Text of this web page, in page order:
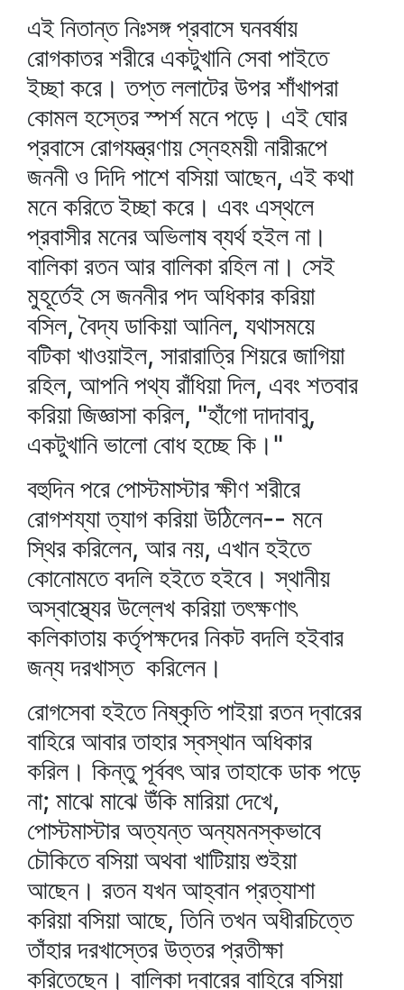
এই নিতান্ত নিঃসঙ্গ প্রবাসে ঘনবর্ষায়
রোগকাতর শরীরে একটুখানি সেবা পাইতে
ইচ্ছা করে। তপ্ত ললাটের উপর শাঁখাপরা
কোমল হস্তের স্পর্শ মনে পড়ে। এই ঘোর
প্রবাসে রোগযন্ত্রণায় স্নেহময়ী নারীরূপে
জননী ও দিদি পাশে বসিয়া আছেন, এই কথা
মনে করিতে ইচ্ছা করে। এবং এস্থলে
প্রবাসীর মনের অভিলাষ ব্যর্থ হইল না।
বালিকা রতন আর বালিকা রহিল না। সেই
মুহূর্তেই সে জননীর পদ অধিকার করিয়া
বসিল, বৈদ্য ডাকিয়া আনিল, যথাসময়ে
বটিকা খাওয়াইল, সারারাত্রি শিয়রে জাগিয়া
রহিল, আপনি পথ্য রাঁধিয়া দিল, এবং শতবার
করিয়া জিজ্ঞাসা করিল, "হাঁগো দাদাবাবু,
একটুখানি ভালো বোধ হচ্ছে কি।"
বহুদিন পরে পোস্টমাস্টার ক্ষীণ শরীরে
রোগশয্যা ত্যাগ করিয়া উঠিলেন-- মনে
স্থির করিলেন, আর নয়, এখান হইতে
কোনোমতে বদলি হইতে হইবে। স্থানীয়
অস্বাস্থ্যের উল্লেখ করিয়া তৎক্ষণাৎ
কলিকাতায় কর্তৃপক্ষদের নিকট বদলি হইবার
জন্য দরখাস্ত করিলেন।
রোগসেবা হইতে নিষ্কৃতি পাইয়া রতন দ্বারের
বাহিরে আবার তাহার স্বস্থান অধিকার
করিল। কিন্তু পূর্ববৎ আর তাহাকে ডাক পড়ে
না; মাঝে মাঝে উঁকি মারিয়া দেখে,
পোস্টমাস্টার অত্যন্ত অন্যমনস্কভাবে
চৌকিতে বসিয়া অথবা খাটিয়ায় শুইয়া
আছেন। রতন যখন আহ্বান প্রত্যাশা
করিয়া বসিয়া আছে, তিনি তখন অধীরচিত্তে
তাঁহার দরখাস্তের উত্তর প্রতীক্ষা
করিতেছেন। বালিকা দ্বারের বাহিরে বসিয়া